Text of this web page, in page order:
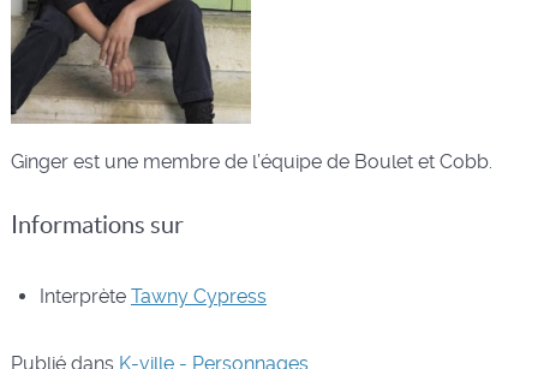
Ginger est une membre de l’équipe de Boulet et Cobb.
Informations sur
Interprète Tawny Cypress
Publié dans K-ville - Personnages